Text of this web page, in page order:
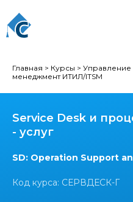
Главная > Курсы >
менеджмент ИТИЛ/ITSM
Service Desk и
- услуг
SD: Operation Support
Код курса: СЕРВДЕСК-Г